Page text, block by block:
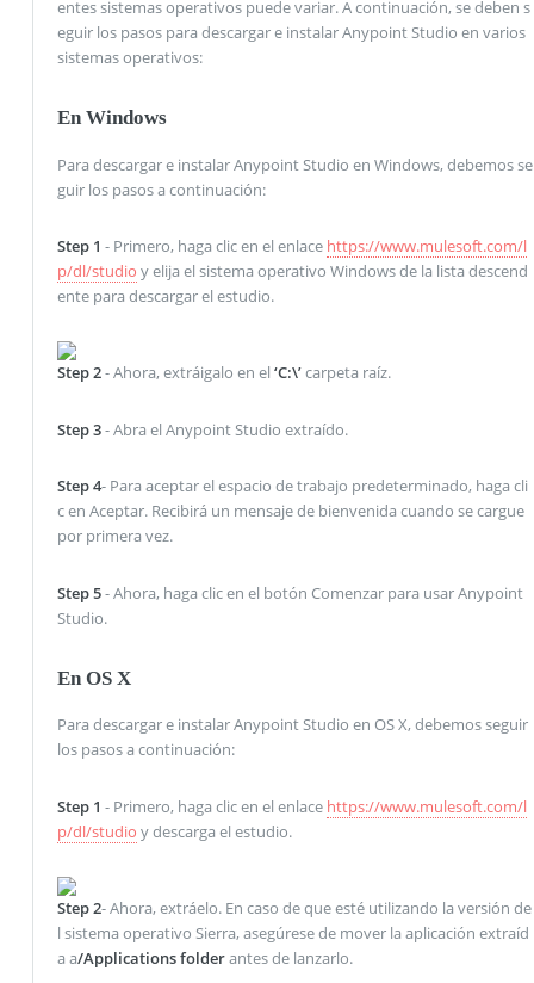
entes sistemas operativos puede variar. A continuación, se deben s
eguir los pasos para descargar e instalar Anypoint Studio en varios
sistemas operativos:
En Windows
Para descargar e instalar Anypoint Studio en Windows, debemos se
guir los pasos a continuación:
Step 1 - Primero, haga clic en el enlace https://www.mulesoft.com/l
p/dl/studio y elija el sistema operativo Windows de la lista descend
ente para descargar el estudio.
Step 2- Ahora, extráigalo en el ‘C:\’carpeta raíz.
Step 3- Abra el Anypoint Studio extraído.
Step 4- Para aceptar el espacio de trabajo predeterminado, haga cli
c en Aceptar. Recibirá un mensaje de bienvenida cuando se cargue
por primera vez.
Step 5- Ahora, haga clic en el botón Comenzar para usar Anypoint
Studio.
En OS X
Para descargar e instalar Anypoint Studio en OS X, debemos seguir
los pasos a continuación:
Step 1 - Primero, haga clic en el enlace https://www.mulesoft.com/l
p/dl/studio y descarga el estudio.
Step 2- Ahora, extráelo. En caso de que esté utilizando la versión de
l sistema operativo Sierra, asegúrese de mover la aplicación extraíd
a a/Applications folderantes de lanzarlo.